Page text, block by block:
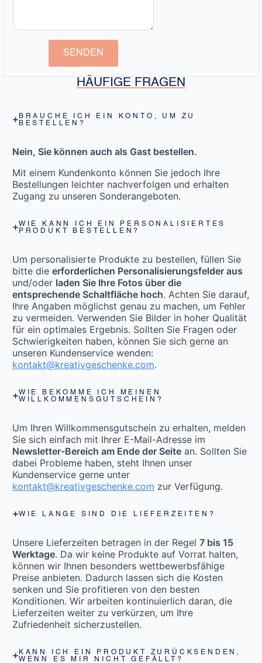
SENDEN
HÄUFIGE FRAGEN
BRAUCHE ICH EIN KONTO, UM ZU
BESTELLEN?
Nein, Sie können auch als Gast bestellen.
Mit einem Kundenkonto können Sie jedoch Ihre
Bestellungen leichter nachverfolgen und erhalten
Zugang zu unseren Sonderangeboten.
WIE KANN ICH EIN PERSONALISIERTES
PRODUKT BESTELLEN?
Um personalisierte Produkte zu bestellen, füllen Sie
bitte die erforderlichen Personalisierungsfelder aus
und/oder laden Sie Ihre Fotos über die
entsprechende Schaltfläche hoch. Achten Sie darauf,
Ihre Angaben möglichst genau zu machen, um Fehler
zu vermeiden. Verwenden Sie Bilder in hoher Qualität
für ein optimales Ergebnis. Sollten Sie Fragen oder
Schwierigkeiten haben, können Sie sich gerne an
unseren Kundenservice wenden:
kontakt@kreativgeschenke.com.
WIE BEKOMME ICH MEINEN
WILLKOMMENSGUTSCHEIN?
Um Ihren Willkommensgutschein zu erhalten, melden
Sie sich einfach mit Ihrer E-Mail-Adresse im
Newsletter-Bereich am Ende der Seite an. Sollten Sie
dabei Probleme haben, steht Ihnen unser
Kundenservice gerne unter
kontakt@kreativgeschenke.com zur Verfügung.
WIE LANGE SIND DIE LIEFERZEITEN?
Unsere Lieferzeiten betragen in der Regel 7 bis 15
Werktage. Da wir keine Produkte auf Vorrat halten,
können wir Ihnen besonders wettbewerbsfähige
Preise anbieten. Dadurch lassen sich die Kosten
senken und Sie profitieren von den besten
Konditionen. Wir arbeiten kontinuierlich daran, die
Lieferzeiten weiter zu verkürzen, um Ihre
Zufriedenheit sicherzustellen.
KANN ICH EIN PRODUKT ZURÜCKSENDEN,
WENN ES MIR NICHT GEFÄLLT?